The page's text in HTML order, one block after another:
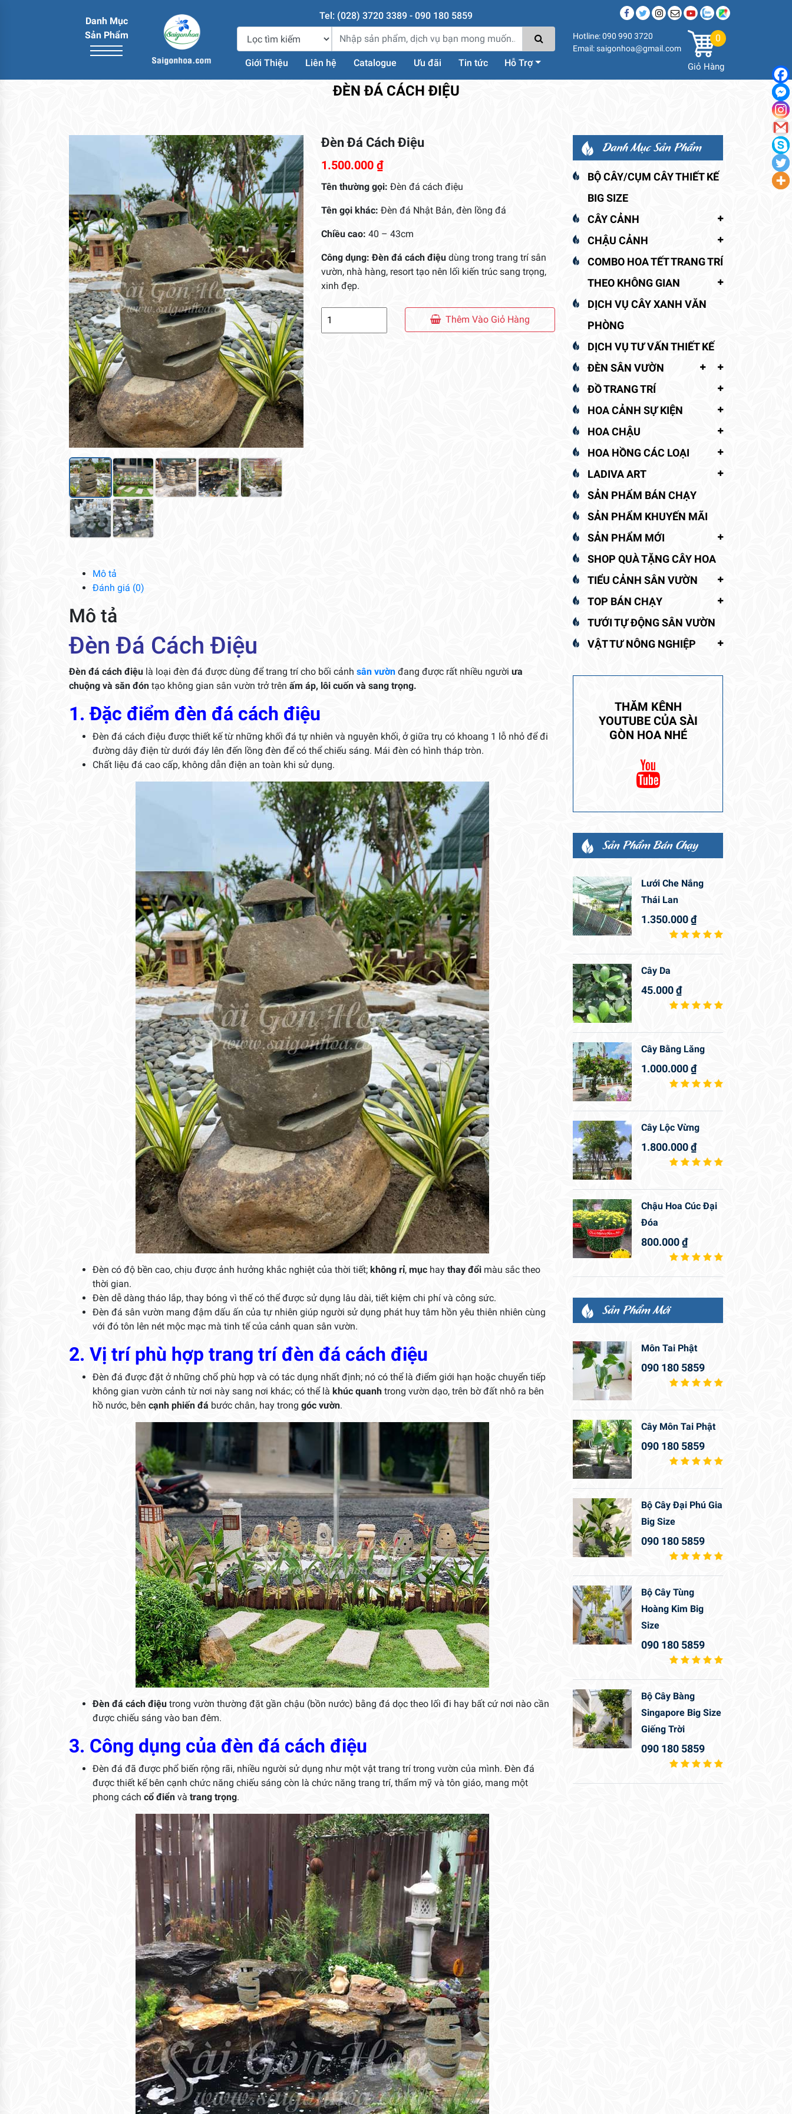
Danh Mục
Sản Phẩm
Tel: (028) 3720 3389 - 090 180 5859
Giới Thiệu Liên hệ Catalogue Ưu đãi Tin tức Hỗ Trợ
Hotline: 090 990 3720
Email: saigonhoa@gmail.com
0
Giỏ Hàng
ĐÈN ĐÁ CÁCH ĐIỆU
Đèn Đá Cách Điệu
1.500.000 ₫
Tên thường gọi: Đèn đá cách điệu
Tên gọi khác: Đèn đá Nhật Bản, đèn lồng đá
Chiều cao: 40 – 43cm
Công dụng: Đèn đá cách điệudùng trong trang trí sân
vườn, nhà hàng, resort tạo nên lối kiến trúc sang trọng,
xinh đẹp.
Thêm Vào Giỏ Hàng
Mô tả
Đánh giá (0)
Mô tả
Đèn Đá Cách Điệu
Đèn đá cách điệu là loại đèn đá được dùng để trang trí cho bối cảnh sân vườn đang được rất nhiều người ưa
chuộng và săn đón tạo không gian sân vườn trở trên ấm áp, lôi cuốn và sang trọng.
1. Đặc điểm đèn đá cách điệu
Đèn đá cách điệu được thiết kế từ những khối đá tự nhiên và nguyên khối, ở giữa trụ có khoang 1 lỗ nhỏ để đi
đường dây điện từ dưới đáy lên đến lồng đèn để có thể chiếu sáng. Mái đèn có hình tháp tròn.
Chất liệu đá cao cấp, không dẫn điện an toàn khi sử dụng.
Đèn có độ bền cao, chịu được ảnh hưởng khắc nghiệt của thời tiết; không rỉ, mục hay thay đổi màu sắc theo
thời gian.
Đèn dễ dàng tháo lắp, thay bóng vì thế có thể được sử dụng lâu dài, tiết kiệm chi phí và công sức.
Đèn đá sân vườn mang đậm dấu ấn của tự nhiên giúp người sử dụng phát huy tâm hồn yêu thiên nhiên cùng
với đó tôn lên nét mộc mạc mà tinh tế của cảnh quan sân vườn.
2. Vị trí phù hợp trang trí đèn đá cách điệu
Đèn đá được đặt ở những chổ phù hợp và có tác dụng nhất định; nó có thể là điểm giới hạn hoặc chuyển tiếp
không gian vườn cảnh từ nơi này sang nơi khác; có thể là khúc quanh trong vườn dạo, trên bờ đất nhô ra bên
hồ nước, bên cạnh phiến đá bước chân, hay trong góc vườn.
Đèn đá cách điệu trong vườn thường đặt gần chậu (bồn nước) bằng đá dọc theo lối đi hay bất cứ nơi nào cần
được chiếu sáng vào ban đêm.
3. Công dụng của đèn đá cách điệu
Đèn đá đã được phổ biến rộng rãi, nhiều người sử dụng như một vật trang trí trong vườn của mình. Đèn đá
được thiết kế bên cạnh chức năng chiếu sáng còn là chức năng trang trí, thẩm mỹ và tôn giáo, mang một
phong cách cổ điển và trang trọng.
Danh Mục Sản Phẩm
BỘ CÂY/CỤM CÂY THIẾT KẾ
BIG SIZE
CÂY CẢNH
CHẬU CẢNH
COMBO HOA TẾT TRANG TRÍ
THEO KHÔNG GIAN
DỊCH VỤ CÂY XANH VĂN
PHÒNG
DỊCH VỤ TƯ VẤN THIẾT KẾ
ĐÈN SÂN VƯỜN
ĐỒ TRANG TRÍ
HOA CẢNH SỰ KIỆN
HOA CHẬU
HOA HỒNG CÁC LOẠI
LADIVA ART
SẢN PHẨM BÁN CHẠY
SẢN PHẨM KHUYẾN MÃI
SẢN PHẨM MỚI
SHOP QUÀ TẶNG CÂY HOA
TIỂU CẢNH SÂN VƯỜN
TOP BÁN CHẠY
TƯỚI TỰ ĐỘNG SÂN VƯỜN
VẬT TƯ NÔNG NGHIỆP
THĂM KÊNH
YOUTUBE CỦA SÀI
GÒN HOA NHÉ
Sản Phẩm Bán Chạy
Lưới Che Nắng
Thái Lan
1.350.000₫
Cây Da
45.000₫
Cây Bằng Lăng
1.000.000₫
Cây Lộc Vừng
1.800.000₫
Chậu Hoa Cúc Đại
Đóa
800.000₫
Sản Phẩm Mới
Môn Tai Phật
090 180 5859
Cây Môn Tai Phật
090 180 5859
Bộ Cây Đại Phú Gia
Big Size
090 180 5859
Bộ Cây Tùng
Hoàng Kim Big
Size
090 180 5859
Bộ Cây Bàng
Singapore Big Size
Giếng Trời
090 180 5859